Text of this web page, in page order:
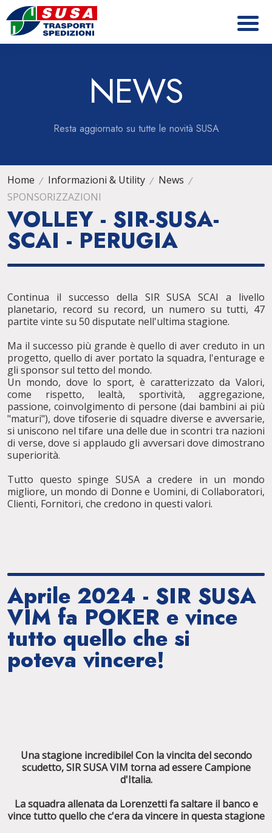
NEWS
Resta aggiornato su tutte le novità SUSA
Home Informazioni & Utility
News
SPONSORIZZAZIONI
VOLLEY - SIR-SUSA-
SCAI - PERUGIA
Continua il successo della SIR SUSA SCAI a livello
planetario, record su record, un numero su tutti, 47
partite vinte su 50 disputate nell'ultima stagione.
Ma il successo più grande è quello di aver creduto in un
progetto, quello di aver portato la squadra, l'enturage e
gli sponsor sul tetto del mondo.
Un mondo, dove lo sport, è caratterizzato da Valori,
come rispetto, lealtà, sportività, aggregazione,
passione, coinvolgimento di persone (dai bambini ai più
"maturi"), dove tifoserie di squadre diverse e avversarie,
si uniscono nel tifare una delle due in scontri tra nazioni
di verse, dove si applaudo gli avversari dove dimostrano
superiorità.
Tutto questo spinge SUSA a credere in un mondo
migliore, un mondo di Donne e Uomini, di Collaboratori,
Clienti, Fornitori, che credono in questi valori.
Aprile 2024 - SIR SUSA
VIM fa POKER e vince
tutto quello che si
poteva vincere!
Una stagione incredibile! Con la vincita del secondo
scudetto, SIR SUSA VIM torna ad essere Campione
d'Italia.
La squadra allenata da Lorenzetti fa saltare il banco e
vince tutto quello che c'era da vincere in questa stagione